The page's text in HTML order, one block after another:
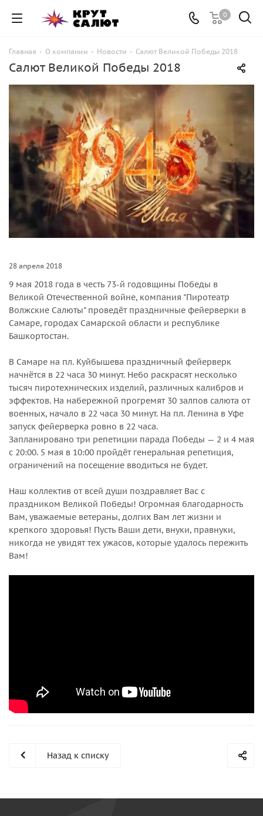
0
Главная - О компании - Новости - Салют Великой Победы 2018
Салют Великой Победы 2018
28 апреля 2018
9 мая 2018 года в честь 73-й годовщины Победы в
Великой Отечественной войне, компания "Пиротеатр
Волжские Салюты" проведёт праздничные фейерверки в
Самаре, городах Самарской области и республике
Башкортостан.
В Самаре на пл. Куйбышева праздничный фейерверк
начнётся в 22 часа 30 минут. Небо раскрасят несколько
тысяч пиротехнических изделий, различных калибров и
эффектов. На набережной прогремят 30 залпов салюта от
военных, начало в 22 часа 30 минут. На пл. Ленина в Уфе
запуск фейерверка ровно в 22 часа.
Запланировано три репетиции парада Победы — 2 и 4 мая
с 20:00. 5 мая в 10:00 пройдёт генеральная репетиция,
ограничений на посещение вводиться не будет.
Наш коллектив от всей души поздравляет Вас с
праздником Великой Победы! Огромная благодарность
Вам, уважаемые ветераны, долгих Вам лет жизни и
крепкого здоровья! Пусть Ваши дети, внуки, правнуки,
никогда не увидят тех ужасов, которые удалось пережить
Вам!
Назад к списку